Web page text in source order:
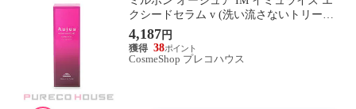
クシードセラム v (洗い流さないトリート
メント) 100ml
4,187 円
38
CosmeShop プレコハウス